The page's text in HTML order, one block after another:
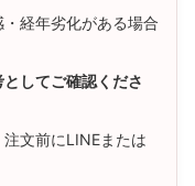
経年劣化がある場合
してご確認くださ
文前にLINEまたは